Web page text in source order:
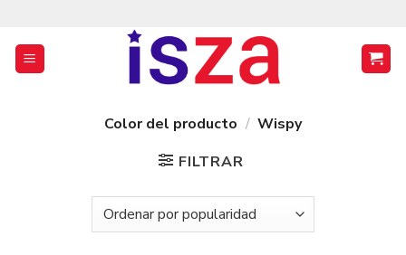
contenido
Color del producto / Wispy
FILTRAR